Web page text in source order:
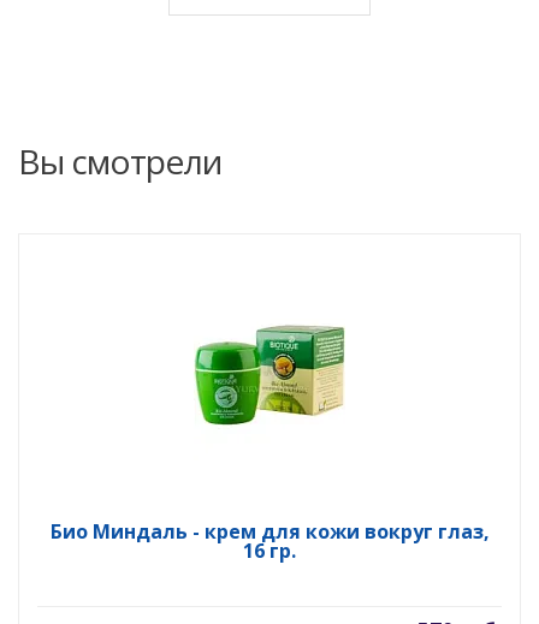
Вы смотрели
Био Миндаль - крем для кожи вокруг глаз,
16 гр.